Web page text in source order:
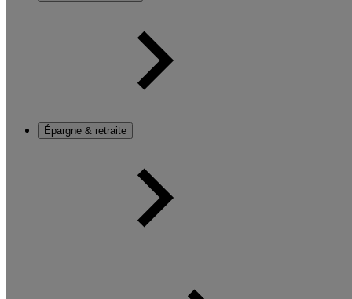
Épargne & retraite